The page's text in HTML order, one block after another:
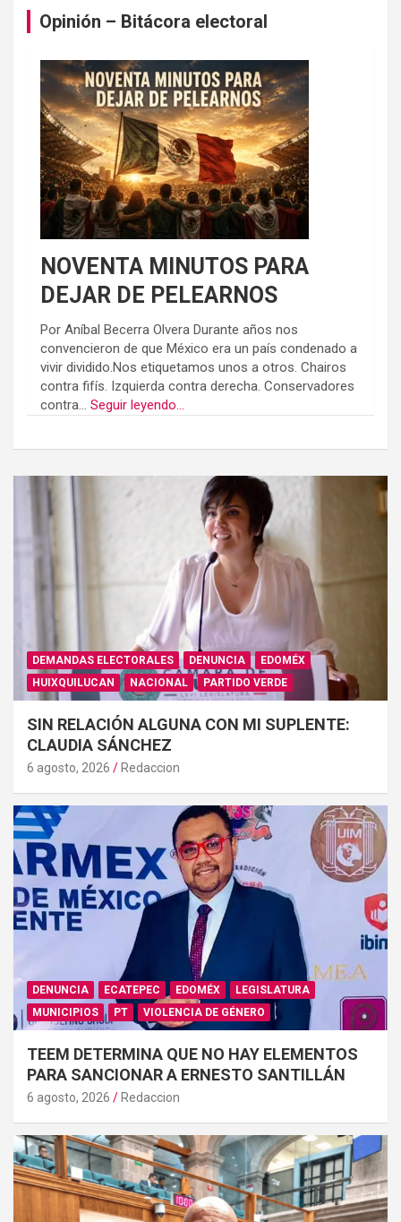
Opinión – Bitácora electoral
NOVENTA MINUTOS PARA
DEJAR DE PELEARNOS
Por Aníbal Becerra Olvera Durante años nos
convencieron de que México era un país condenado a
vivir dividido.Nos etiquetamos unos a otros. Chairos
contra fifís. Izquierda contra derecha. Conservadores
contra... Seguir leyendo...
DEMANDAS ELECTORALES DENUNCIA
EDOMÉX
HUIXQUILUCAN
NACIONAL PARTIDO VERDE
SIN RELACIÓN ALGUNA CON MI SUPLENTE:
CLAUDIA SÁNCHEZ
6 agosto, 2026 Redaccion
DENUNCIA ECATEPEC EDOMÉX
LEGISLATURA
MUNICIPIOS
PT VIOLENCIA DE GÉNERO
TEEM DETERMINA QUE NO HAY ELEMENTOS
PARA SANCIONAR A ERNESTO SANTILLÁN
6 agosto, 2026 Redaccion